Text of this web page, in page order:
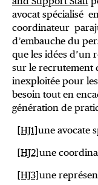
avocat spécialisé
coordinateur
d’embauche du
que les idées d’un
sur le recrutement
inexploitée pour
besoin tout en
génération de
[HJ1]une avocate
[HJ2]une
[HJ3]une